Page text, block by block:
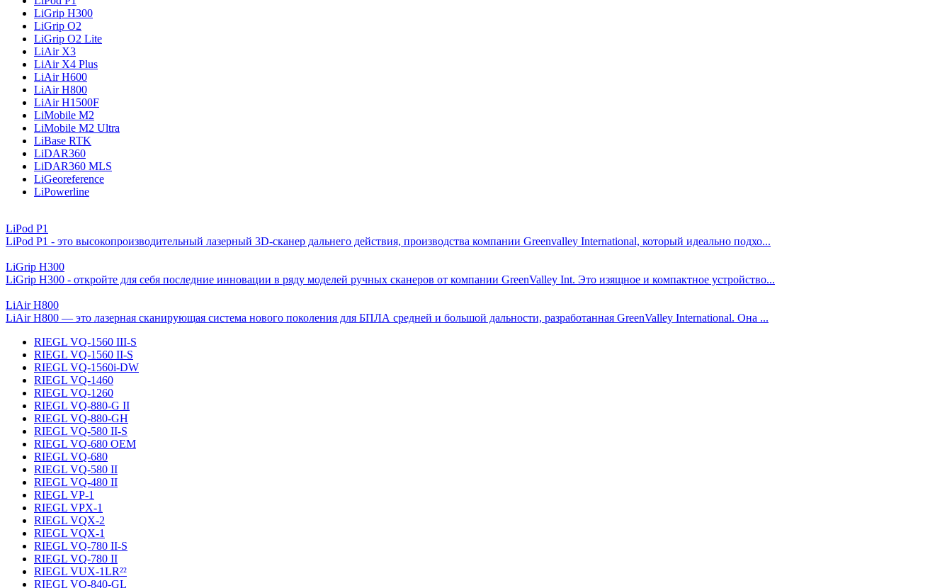
LiGrip H300
LiGrip O2
LiGrip O2 Lite
LiAir X3
LiAir X4 Plus
LiAir H600
LiAir H800
LiAir H1500F
LiMobile M2
LiMobile M2 Ultra
LiBase RTK
LiDAR360
LiDAR360 MLS
LiGeoreference
LiPowerline
LiPod P1
LiPod P1 - это высокопроизводительный лазерный 3D-сканер дальнего действия, производства компании Greenvalley International, который идеально подхо...
LiGrip H300
LiGrip H300 - откройте для себя последние инновации в ряду моделей ручных сканеров от компании GreenValley Int. Это изящное и компактное устройство...
LiAir H800
LiAir H800 — это лазерная сканирующая система нового поколения для БПЛА средней и большой дальности, разработанная GreenValley International. Она ...
RIEGL VQ-1560 III-S
RIEGL VQ-1560 II-S
RIEGL VQ-1560i-DW
RIEGL VQ-1460
RIEGL VQ-1260
RIEGL VQ-880-G II
RIEGL VQ-880-GH
RIEGL VQ-580 II-S
RIEGL VQ-680 OEM
RIEGL VQ-680
RIEGL VQ-580 II
RIEGL VQ-480 II
RIEGL VP-1
RIEGL VPX-1
RIEGL VQX-2
RIEGL VQX-1
RIEGL VQ-780 II-S
RIEGL VQ-780 II
RIEGL VUX-1LR²²
RIEGL VQ-840-GL